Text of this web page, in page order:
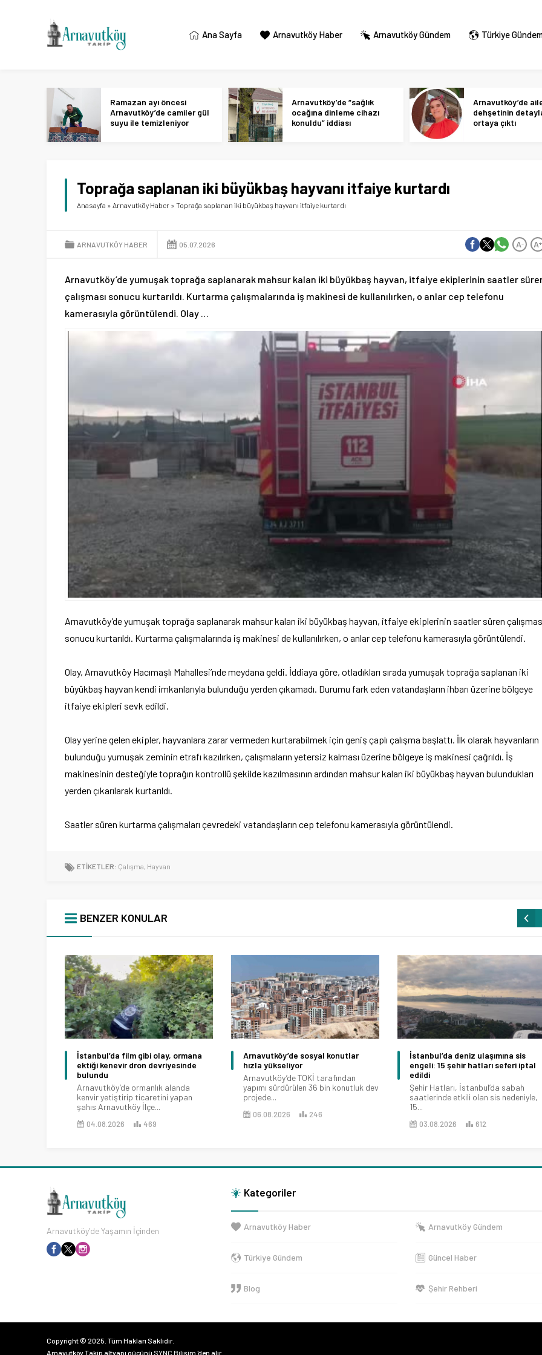
Ana Sayfa Arnavutköy Haber Arnavutköy Gündem Türkiye
Ramazan ayı öncesi
Arnavutköy’de camiler gül
suyu ile temizleniyor
Arnavutköy’de “sağlık
ocağına dinleme cihazı
konuldu” iddiası
Arnavutköy’de
dehşetinin
ortaya çıktı
Toprağa saplanan iki büyükbaş hayvanı itfaiye kurtardı
Anasayfa » Arnavutköy Haber » Toprağa saplanan iki büyükbaş hayvanı itfaiye kurtardı
ARNAVUTKÖY HABER 05.07.2026 A+
A-
Arnavutköy’de yumuşak toprağa saplanarak mahsur kalan iki büyükbaş hayvan, itfaiye ekiplerinin saatler
çalışması sonucu kurtarıldı. Kurtarma çalışmalarında iş makinesi de kullanılırken, o anlar cep telefonu
kamerasıyla görüntülendi. Olay …
Arnavutköy’de yumuşak toprağa saplanarak mahsur kalan iki büyükbaş hayvan, itfaiye ekiplerinin saatler süren
sonucu kurtarıldı. Kurtarma çalışmalarında iş makinesi de kullanılırken, o anlar cep telefonu kamerasıyla görüntülendi.
Olay, Arnavutköy Hacımaşlı Mahallesi’nde meydana geldi. İddiaya göre, otladıkları sırada yumuşak toprağa saplanan iki
büyükbaş hayvan kendi imkanlarıyla bulunduğu yerden çıkamadı. Durumu fark eden vatandaşların ihbarı üzerine bölgeye
itfaiye ekipleri sevk edildi.
Olay yerine gelen ekipler, hayvanlara zarar vermeden kurtarabilmek için geniş çaplı çalışma başlattı. İlk olarak hayvanların
bulunduğu yumuşak zeminin etrafı kazılırken, çalışmaların yetersiz kalması üzerine bölgeye iş makinesi çağrıldı. İş
makinesinin desteğiyle toprağın kontrollü şekilde kazılmasının ardından mahsur kalan iki büyükbaş hayvan bulundukları
yerden çıkarılarak kurtarıldı.
Saatler süren kurtarma çalışmaları çevredeki vatandaşların cep telefonu kamerasıyla görüntülendi.
ETİKETLER: Çalışma, Hayvan
BENZER KONULAR
İstanbul’da film gibi olay, ormana
ektiği kenevir dron devriyesinde
bulundu
Arnavutköy’de ormanlık alanda
kenvir yetiştirip ticaretini yapan
şahıs Arnavutköy İlçe...
04.08.2026 469
Arnavutköy’de sosyal konutlar
hızla yükseliyor
Arnavutköy’de TOKİ tarafından
yapımı sürdürülen 36 bin konutluk dev
projede...
06.08.2026 246
İstanbul’da deniz ulaşımına sis
engeli: 15 şehir hatları seferi iptal
edildi
Şehir Hatları, İstanbul’da sabah
saatlerinde etkili olan sis nedeniyle,
15...
03.08.2026 612
Arnavutköy'de Yaşamın İçinden
Kategoriler
Arnavutköy Haber Arnavutköy Gündem
Türkiye Gündem Güncel Haber
Blog Şehir Rehberi
Copyright © 2025. Tüm Hakları Saklıdır.
Arnavutköy Takip altyapı gücünü SYNC Bilişim 'den alır.